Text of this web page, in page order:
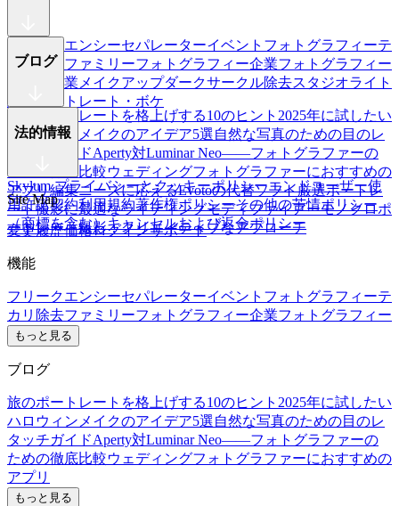
フリークエンシーセパレーターイベントフォトグラフィーテ
カリ除去 ファミリーフォトグラフィー企業フォトグラフィー
学校と卒業 メイクアップダークサークル除去スタジオライト
調整
ポートレート・ボケ
ブログ
旅のポートレートを格上げする10のヒント 2025年に試したい
ハロウィンメイクのアイデア5選自然な写真のための目のレ
タッチガイドAperty対Luminar Neo——フォトグラファーの
ための徹底比較ウェディングフォトグラファーにおすすめの
アプリ編集ニーズに応えるEvotoの代替ソフト厳選ポートレ
ート撮影に最適なライティングモディファイアーモノクロポ
ートレート撮影：クリエイティブなアプローチ
法的情報
Skylum プライバシーとクッキーポリシーエンドユーザー使
用許諾契約利用規約著作権ポリシーその他の苦情ポリシー
（商標を含む）キャンセルおよび返金ポリシー
Site Map
変更履歴価格ログインサポート
機能
フリークエンシーセパレーターイベントフォトグラフィーテ
カリ除去ファミリーフォトグラフィー企業フォトグラフィー
もっと見る
ブログ
旅のポートレートを格上げする10のヒント 2025年に試したい
ハロウィンメイクのアイデア5選自然な写真のための目のレ
タッチガイドAperty対Luminar Neo——フォトグラファーの
ための徹底比較ウェディングフォトグラファーにおすすめの
アプリ
もっと見る